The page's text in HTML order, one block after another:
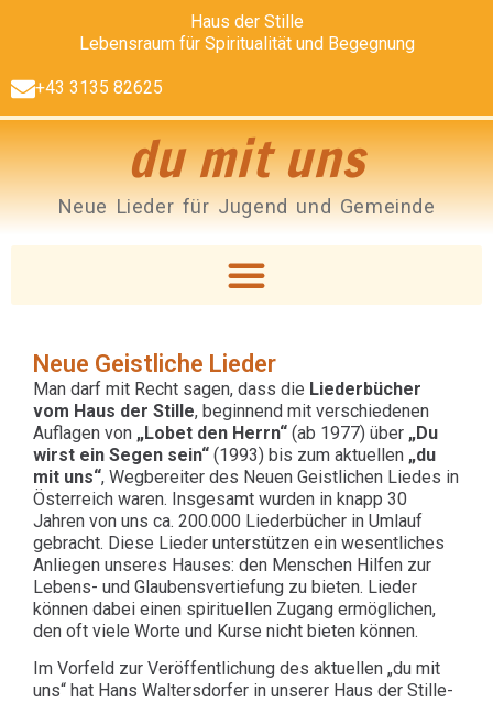
Haus der Stille
Lebensraum für Spiritualität und Begegnung
+43 3135 82625
du mit uns
Neue Lieder für Jugend und Gemeinde
Neue Geistliche Lieder
Man darf mit Recht sagen, dass die Liederbücher
vom Haus der Stille, beginnend mit verschiedenen
Auflagen von „Lobet den Herrn“ (ab 1977) über „Du
wirst ein Segen sein“ (1993) bis zum aktuellen „du
mit uns“, Wegbereiter des Neuen Geistlichen Liedes in
Österreich waren. Insgesamt wurden in knapp 30
Jahren von uns ca. 200.000 Liederbücher in Umlauf
gebracht. Diese Lieder unterstützen ein wesentliches
Anliegen unseres Hauses: den Menschen Hilfen zur
Lebens- und Glaubensvertiefung zu bieten. Lieder
können dabei einen spirituellen Zugang ermöglichen,
den oft viele Worte und Kurse nicht bieten können.
Im Vorfeld zur Veröffentlichung des aktuellen „du mit
uns“ hat Hans Waltersdorfer in unserer Haus der Stille-